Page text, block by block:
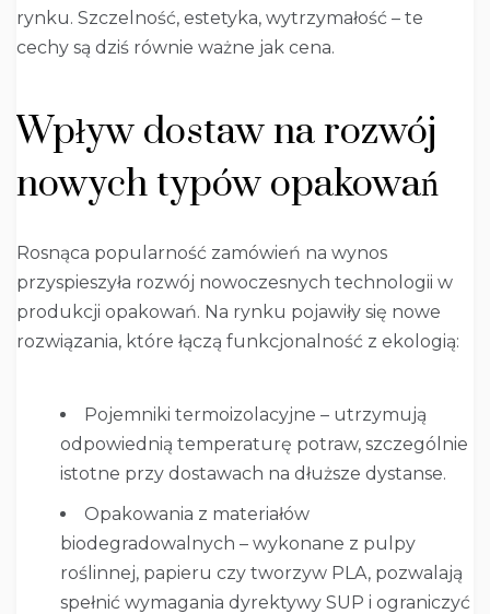
rynku. Szczelność, estetyka, wytrzymałość – te
cechy są dziś równie ważne jak cena.
Wpływ dostaw na rozwój
nowych typów opakowań
Rosnąca popularność zamówień na wynos
przyspieszyła rozwój nowoczesnych technologii w
produkcji opakowań. Na rynku pojawiły się nowe
rozwiązania, które łączą funkcjonalność z ekologią:
Pojemniki termoizolacyjne – utrzymują
odpowiednią temperaturę potraw, szczególnie
istotne przy dostawach na dłuższe dystanse.
Opakowania z materiałów
biodegradowalnych – wykonane z pulpy
roślinnej, papieru czy tworzyw PLA, pozwalają
spełnić wymagania dyrektywy SUP i ograniczyć